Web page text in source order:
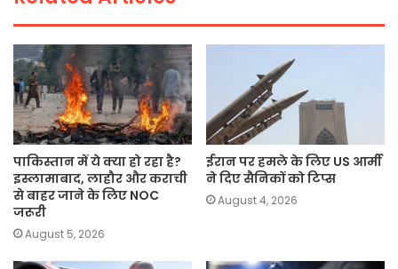
पाकिस्तान में ये क्या हो रहा है?
इस्लामाबाद, लाहौर और कराची
से बाहर जाने के लिए NOC
जरूरी
August 5, 2026
ईरान पर हमले के लिए US आर्मी
ने दिए सैनिकों को टिप्स
August 4, 2026